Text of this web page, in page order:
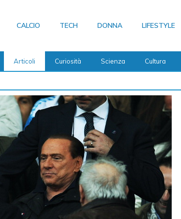
CALCIO TECH DONNA LIFESTYLE
Articoli Curiosità Scienza Cultura